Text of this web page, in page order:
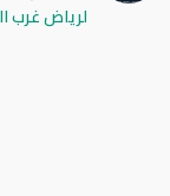
لرياض غرب